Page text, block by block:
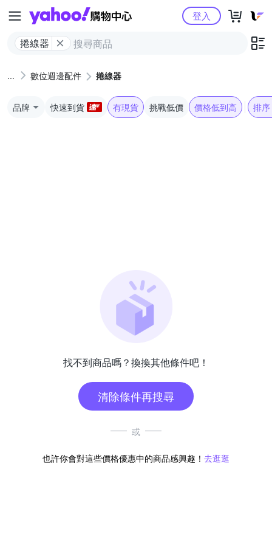
Yahoo購物中心
捲線器
登入
數位週邊配件 捲線器
品牌 快速到貨 有現貨 挑戰低價 價格低到高 排序
找不到商品嗎？換換其他條件吧！
清除條件再搜尋
或
也許你會對這些價格優惠中的商品感興趣！ 去逛逛